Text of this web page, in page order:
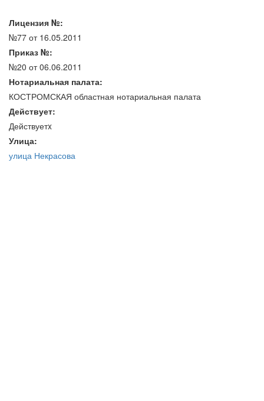
Лицензия №:
№77 от 16.05.2011
Приказ №:
№20 от 06.06.2011
Нотариальная палата:
КОСТРОМСКАЯ областная нотариальная палата
Действует:
Действуетx
Улица:
улица Некрасова